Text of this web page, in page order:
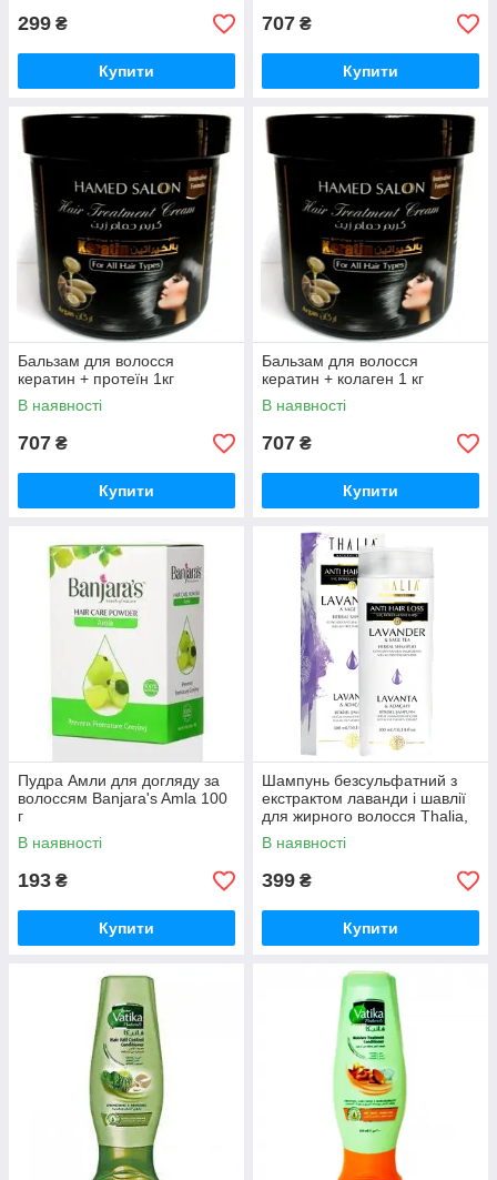
299 ₴
Купити
707 ₴
Купити
Бальзам для волосся
кератин + протеїн 1кг
В наявності
707 ₴
Купити
Бальзам для волосся
кератин + колаген 1 кг
В наявності
707 ₴
Купити
Пудра Амли для догляду за
волоссям Banjara's Amla 100
г
В наявності
193 ₴
Купити
Шампунь безсульфатний з
екстрактом лаванди і шавлії
для жирного волосся Тhalia,
300мл 3601013
В наявності
399 ₴
Купити